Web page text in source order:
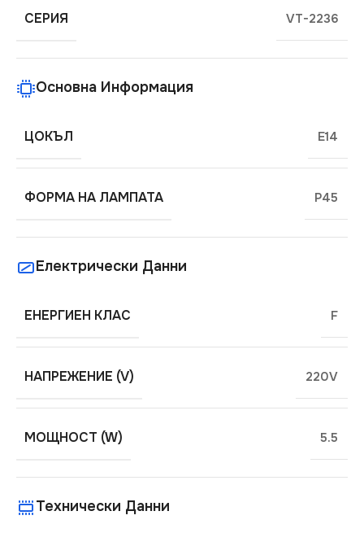
СЕРИЯ VT-2236
Основна Информация
ЦОКЪЛ E14
ФОРМА НА ЛАМПАТА P45
Електрически Данни
ЕНЕРГИЕН КЛАС F
НАПРЕЖЕНИЕ (V) 220V
МОЩНОСТ (W) 5.5
Технически Данни